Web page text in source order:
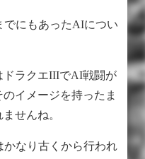
にもあったAIについ
ドラクエIIIでAI戦闘が
イメージを持ったま
せんね。
なり古くから行われ